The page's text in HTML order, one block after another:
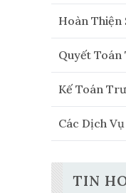
Hoàn Thiện
Quyết Toán
Kế Toán
Các Dịch
TIN